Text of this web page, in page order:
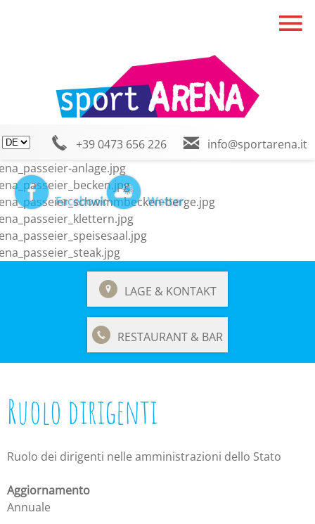
+39 0473 656 226 info@sportarena.it
Facebook Wetter
LAGE & KONTAKT
RESTAURANT & BAR
Ruolo dirigenti
Ruolo dei dirigenti nelle amministrazioni dello Stato
Aggiornamento
Annuale